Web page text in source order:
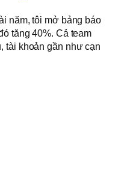
năm, tôi mở bảng báo
tăng 40%. Cả team
tài khoản gần như cạn